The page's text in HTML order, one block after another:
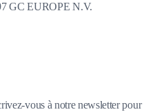
GC EUROPE N.V.
vous à notre newsletter pour